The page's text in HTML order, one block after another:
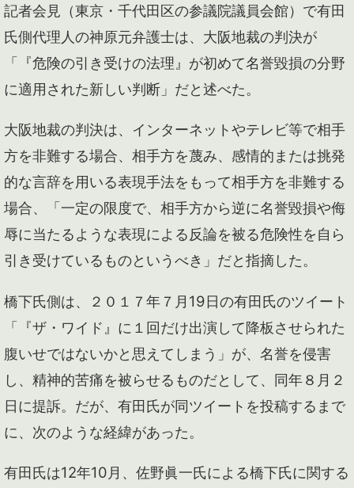
記者会見（東京・千代田区の参議院議員会館）で有田
氏側代理人の神原元弁護士は、大阪地裁の判決が
「『危険の引き受けの法理』が初めて名誉毀損の分野
に適用された新しい判断」だと述べた。
大阪地裁の判決は、インターネットやテレビ等で相手
方を非難する場合、相手方を蔑み、感情的または挑発
的な言辞を用いる表現手法をもって相手方を非難する
場合、「一定の限度で、相手方から逆に名誉毀損や侮
辱に当たるような表現による反論を被る危険性を自ら
引き受けているものというべき」だと指摘した。
橋下氏側は、２０１７年７月19日の有田氏のツイート
「『ザ・ワイド』に１回だけ出演して降板させられた
腹いせではないかと思えてしまう」が、名誉を侵害
し、精神的苦痛を被らせるものだとして、同年８月２
日に提訴。だが、有田氏が同ツイートを投稿するまで
に、次のような経緯があった。
有田氏は12年10月、佐野眞一氏による橋下氏に関する